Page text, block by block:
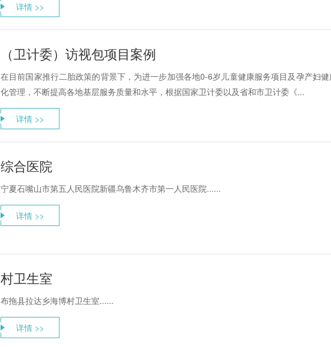
详情 >>
（卫计委）访视包项目案例
在目前国家推行二胎政策的背景下，为进一步加强各地0-6岁儿童健康服务项目及孕产妇
化管理，不断提高各地基层服务质量和水平，根据国家卫计委以及省和市卫计委《...
详情 >>
综合医院
宁夏石嘴山市第五人民医院新疆乌鲁木齐市第一人民医院......
详情 >>
村卫生室
布拖县拉达乡海博村卫生室......
详情 >>